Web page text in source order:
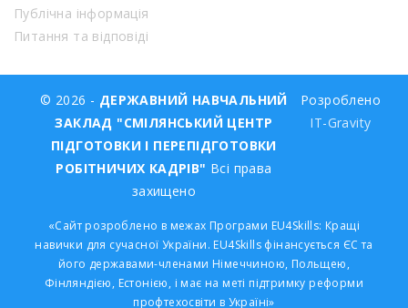
Публічна інформація
Питання та відповіді
© 2026 - ДЕРЖАВНИЙ НАВЧАЛЬНИЙ
ЗАКЛАД "СМІЛЯНСЬКИЙ ЦЕНТР
ПІДГОТОВКИ І ПЕРЕПІДГОТОВКИ
РОБІТНИЧИХ КАДРІВ" Всі права
захищено
Розроблено
IT-Gravity
«Сайт розроблено в межах Програми EU4Skills: Кращі
навички для сучасної України. EU4Skills фінансується ЄС та
його державами-членами Німеччиною, Польщею,
Фінляндією, Естонією, і має на меті підтримку реформи
профтехосвіти в Україні»